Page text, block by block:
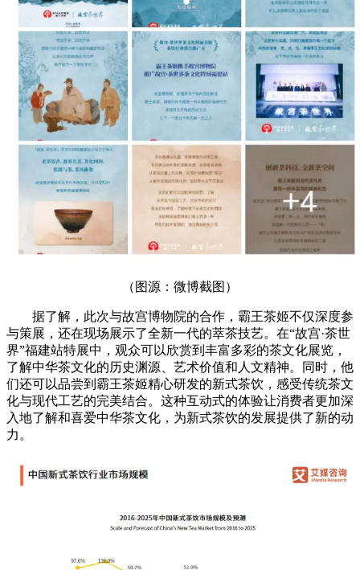
（图源：微博截图）
据了解，此次与故宫博物院的合作，霸王茶姬不仅深度参
与策展，还在现场展示了全新一代的萃茶技艺。在“故宫·茶世
界”福建站特展中，观众可以欣赏到丰富多彩的茶文化展览，
了解中华茶文化的历史渊源、艺术价值和人文精神。同时，他
们还可以品尝到霸王茶姬精心研发的新式茶饮，感受传统茶文
化与现代工艺的完美结合。这种互动式的体验让消费者更加深
入地了解和喜爱中华茶文化，为新式茶饮的发展提供了新的动
力。